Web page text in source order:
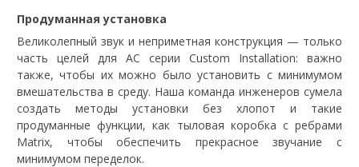
Продуманная установка
Великолепный звук и неприметная конструкция — только
часть целей для АС серии Custom Installation: важно
также, чтобы их можно было установить с минимумом
вмешательства в среду. Наша команда инженеров сумела
создать методы установки без хлопот и такие
продуманные функции, как тыловая коробка с ребрами
Matrix, чтобы обеспечить прекрасное звучание с
минимумом переделок.